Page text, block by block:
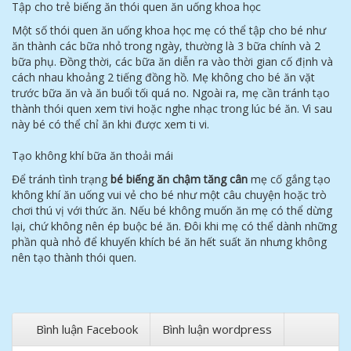
Tập cho trẻ biếng ăn thói quen ăn uống khoa học
Một số thói quen ăn uống khoa học mẹ có thể tập cho bé như
ăn thành các bữa nhỏ trong ngày, thường là 3 bữa chính và 2
bữa phụ. Đồng thời, các bữa ăn diễn ra vào thời gian cố định và
cách nhau khoảng 2 tiếng đồng hồ. Mẹ không cho bé ăn vặt
trước bữa ăn và ăn buổi tối quá no. Ngoài ra, mẹ cần tránh tạo
thành thói quen xem tivi hoặc nghe nhạc trong lúc bé ăn. Vì sau
này bé có thể chỉ ăn khi được xem ti vi.
Tạo không khí bữa ăn thoải mái
Để tránh tình trạng bé biếng ăn chậm tăng cân mẹ cố gắng tạo
không khí ăn uống vui vẻ cho bé như một câu chuyện hoặc trò
chơi thú vị với thức ăn. Nếu bé không muốn ăn mẹ có thể dừng
lại, chứ không nên ép buộc bé ăn. Đôi khi mẹ có thể dành những
phần quà nhỏ để khuyến khích bé ăn hết suất ăn nhưng không
nên tạo thành thói quen.
Bình luận Facebook Bình luận wordpress